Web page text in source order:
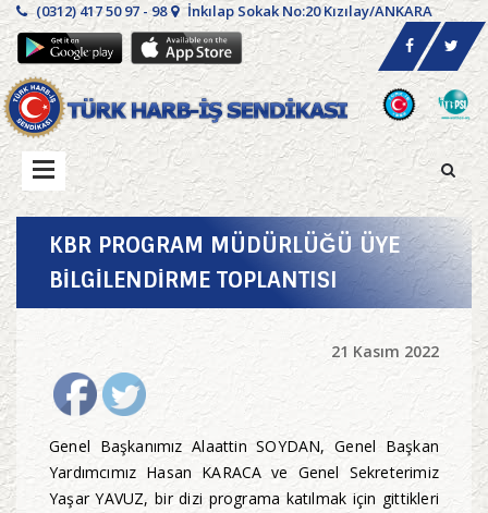
(0312) 417 50 97 - 98 İnkılap Sokak No:20 Kızılay/ANKARA
KBR PROGRAM MÜDÜRLÜĞÜ ÜYE
BİLGİLENDİRME TOPLANTISI
21 Kasım 2022
Genel Başkanımız Alaattin SOYDAN, Genel Başkan
Yardımcımız Hasan KARACA ve Genel Sekreterimiz
Yaşar YAVUZ, bir dizi programa katılmak için gittikleri